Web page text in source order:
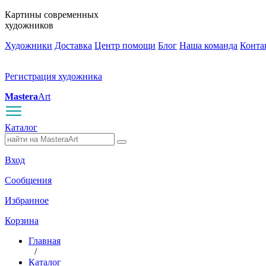
Картины современных
художников
Художники Доставка Центр помощи Блог Наша команда
Регистрация художника
MasteraArt
Каталог
Вход
Сообщения
Избранное
Корзина
Главная
/
Каталог